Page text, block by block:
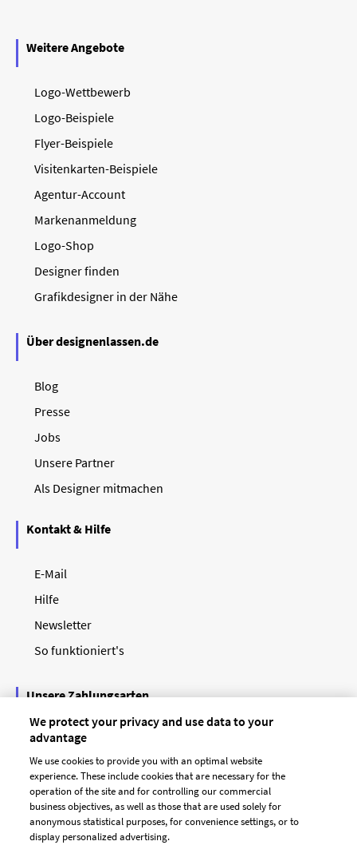
Weitere Angebote
Logo-Wettbewerb
Logo-Beispiele
Flyer-Beispiele
Visitenkarten-Beispiele
Agentur-Account
Markenanmeldung
Logo-Shop
Designer finden
Grafikdesigner in der Nähe
Über designenlassen.de
Blog
Presse
Jobs
Unsere Partner
Als Designer mitmachen
Kontakt & Hilfe
E-Mail
Hilfe
Newsletter
So funktioniert's
Unsere Zahlungsarten
We protect your privacy and use data to your
advantage
We use cookies to provide you with an optimal website
experience. These include cookies that are necessary for the
operation of the site and for controlling our commercial
business objectives, as well as those that are used solely for
anonymous statistical purposes, for convenience settings, or to
display personalized advertising.